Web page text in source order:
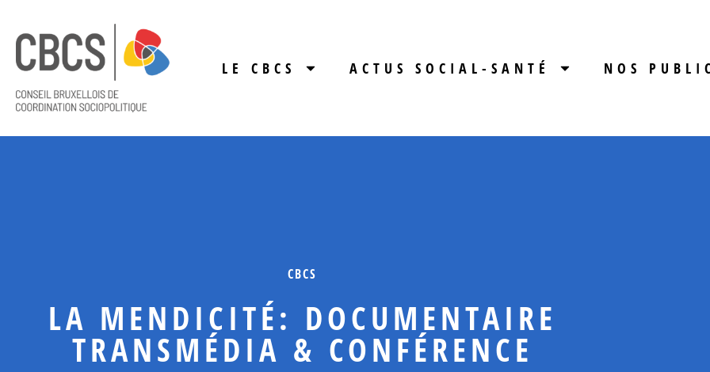
LE CBCS ACTUS SOCIAL-SANTÉ NOS
CBCS
LA MENDICITÉ: DOCUMENTAIRE
TRANSMÉDIA & CONFÉRENCE